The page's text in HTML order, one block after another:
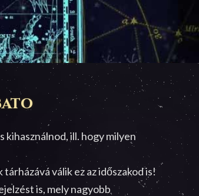
ill. hogy milyen
válik ez az időszakod is!
is, mely nagyobb